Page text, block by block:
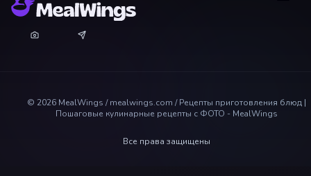
© 2026 MealWings / mealwings.com /Рецепты приготовления блюд |
Пошаговые кулинарные рецепты с ФОТО - MealWings
Все права защищены